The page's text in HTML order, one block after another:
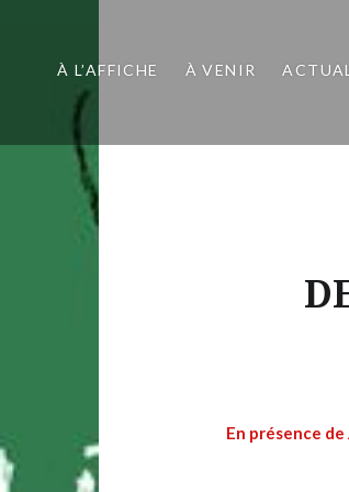
À L’AFFICHE À VENIR
En présence